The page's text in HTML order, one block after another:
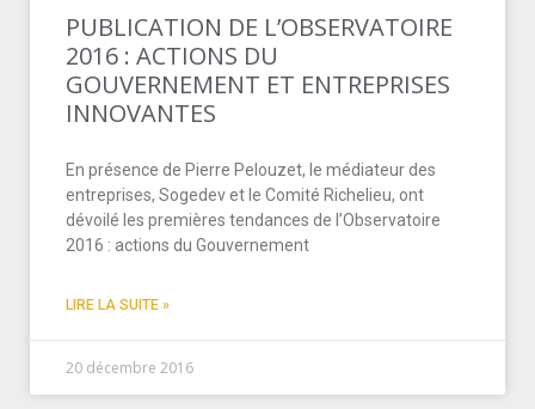
PUBLICATION DE L’OBSERVATOIRE
2016 : ACTIONS DU
GOUVERNEMENT ET ENTREPRISES
INNOVANTES
En présence de Pierre Pelouzet, le médiateur des
entreprises, Sogedev et le Comité Richelieu, ont
dévoilé les premières tendances de l’Observatoire
2016 : actions du Gouvernement
LIRE LA SUITE »
20 décembre 2016